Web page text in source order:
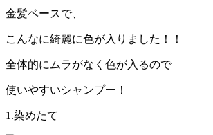
金髪ベースで、
こんなに綺麗に色が入りました！！
全体的にムラがなく色が入るので
使いやすいシャンプー！
1.染めたて